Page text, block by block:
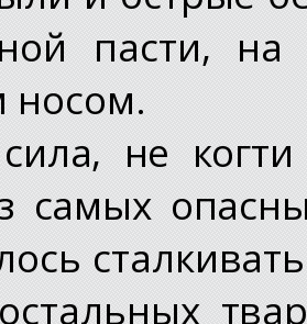
пасти,
не
самых